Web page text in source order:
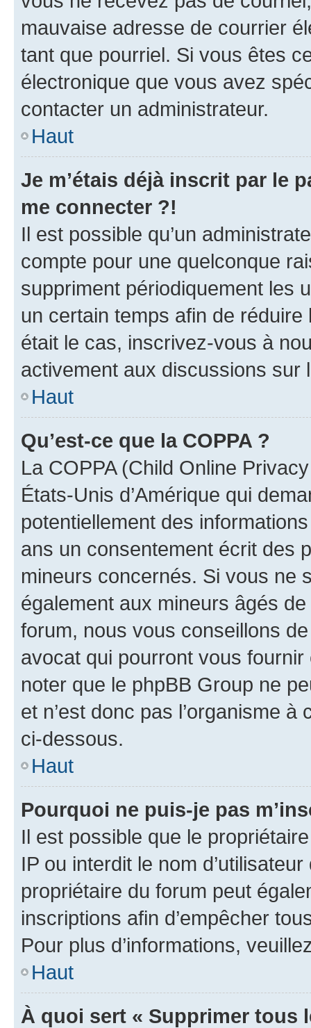
mauvaise adresse de courrier
tant que pourriel. Si vous êtes
électronique que vous avez
contacter un administrateur.
Haut
Je m’étais déjà inscrit par le
me connecter ?!
Il est possible qu’un
compte pour une quelconque
suppriment périodiquement les
un certain temps afin de
était le cas, inscrivez-vous à
activement aux discussions sur
Haut
Qu’est-ce que la COPPA ?
La COPPA (Child Online
États-Unis d’Amérique qui
potentiellement des
ans un consentement écrit des
mineurs concernés. Si vous ne
également aux mineurs âgés
forum, nous vous conseillons
avocat qui pourront vous
noter que le phpBB Group ne
et n’est donc pas l’organisme
ci-dessous.
Haut
Pourquoi ne puis-je pas
Il est possible que le
IP ou interdit le nom
propriétaire du forum peut
inscriptions afin d’empêcher
Pour plus d’informations,
Haut
À quoi sert « Supprimer tous